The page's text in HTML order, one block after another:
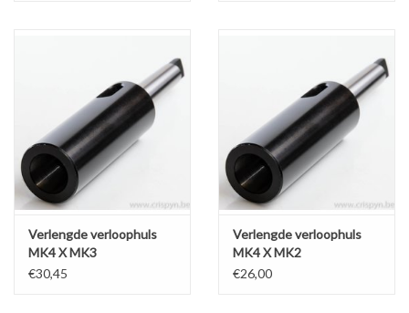
Verlengde verloophuls
MK4 X MK3
€30,45
Verlengde verloophuls
MK4 X MK2
€26,00